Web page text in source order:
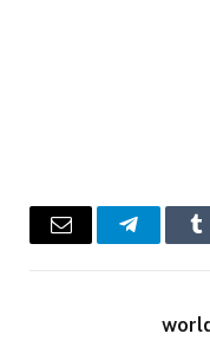
Tumblr
Telegram
Email